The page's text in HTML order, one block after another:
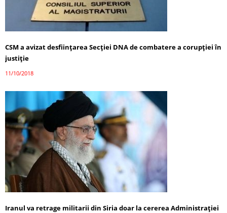
CSM a avizat desfiinţarea Secției DNA de combatere a corupţiei în
justiţie
11/10/2018
Iranul va retrage militarii din Siria doar la cererea Administraţiei